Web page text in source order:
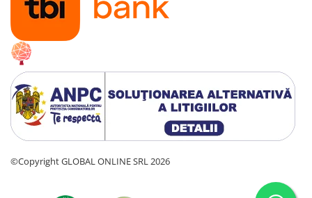
Pistoale electrice de vopsit
Polizoare electrice
Accesorii si consumabile polizoare
electrice de banc
Accesorii si consumabile polizoare
unghiulare
Polizoare electrice de banc
Polizoare unghiulare electrice (flex)
Slefuitoare electrice
©Copyright GLOBAL ONLINE SRL 2026